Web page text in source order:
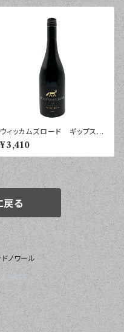
ウィッカムズロード ギップスラ
ンド ピノ・ノワール ２０２５
年 ７５０ｍｌ
¥3,410
戻る
ノワール